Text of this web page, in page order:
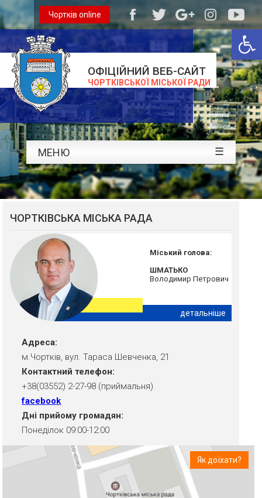
ОФІЦІЙНИЙ ВЕБ-САЙТ
ЧОРТКІВСЬКОЇ МІСЬКОЇ РАДИ
Чортків online
МЕНЮ ☰
ЧОРТКІВСЬКА МІСЬКА РАДА
Міський голова:
ШМАТЬКО
Володимир Петрович
детальніше
Адреса:
м.Чортків, вул. Тараса Шевченка, 21
Контактний телефон:
+38(03552) 2-27-98 (приймальня)
facebook
Дні прийому громадян:
Понеділок 09:00-12:00
Як доїхати?